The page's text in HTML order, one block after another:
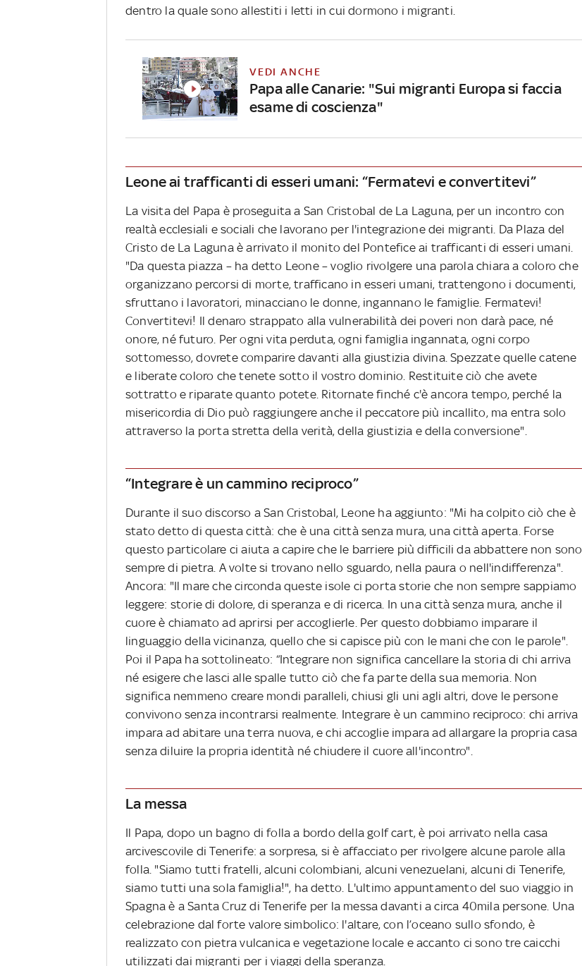
dentro la quale sono allestiti i letti in cui dormono i migranti.
VEDI ANCHE
Papa alle Canarie: "Sui migranti Europa si faccia
esame di coscienza"
Leone ai trafficanti di esseri umani: “Fermatevi e convertitevi”
La visita del Papa è proseguita a San Cristobal de La Laguna, per un incontro con
realtà ecclesiali e sociali che lavorano per l'integrazione dei migranti. Da Plaza del
Cristo de La Laguna è arrivato il monito del Pontefice ai trafficanti di esseri umani.
"Da questa piazza – ha detto Leone – voglio rivolgere una parola chiara a coloro che
organizzano percorsi di morte, trafficano in esseri umani, trattengono i documenti,
sfruttano i lavoratori, minacciano le donne, ingannano le famiglie. Fermatevi!
Convertitevi! Il denaro strappato alla vulnerabilità dei poveri non darà pace, né
onore, né futuro. Per ogni vita perduta, ogni famiglia ingannata, ogni corpo
sottomesso, dovrete comparire davanti alla giustizia divina. Spezzate quelle catene
e liberate coloro che tenete sotto il vostro dominio. Restituite ciò che avete
sottratto e riparate quanto potete. Ritornate finché c'è ancora tempo, perché la
misericordia di Dio può raggiungere anche il peccatore più incallito, ma entra solo
attraverso la porta stretta della verità, della giustizia e della conversione".
“Integrare è un cammino reciproco”
Durante il suo discorso a San Cristobal, Leone ha aggiunto: "Mi ha colpito ciò che è
stato detto di questa città: che è una città senza mura, una città aperta. Forse
questo particolare ci aiuta a capire che le barriere più difficili da abbattere non sono
sempre di pietra. A volte si trovano nello sguardo, nella paura o nell'indifferenza".
Ancora: "Il mare che circonda queste isole ci porta storie che non sempre sappiamo
leggere: storie di dolore, di speranza e di ricerca. In una città senza mura, anche il
cuore è chiamato ad aprirsi per accoglierle. Per questo dobbiamo imparare il
linguaggio della vicinanza, quello che si capisce più con le mani che con le parole".
Poi il Papa ha sottolineato: “Integrare non significa cancellare la storia di chi arriva
né esigere che lasci alle spalle tutto ciò che fa parte della sua memoria. Non
significa nemmeno creare mondi paralleli, chiusi gli uni agli altri, dove le persone
convivono senza incontrarsi realmente. Integrare è un cammino reciproco: chi arriva
impara ad abitare una terra nuova, e chi accoglie impara ad allargare la propria casa
senza diluire la propria identità né chiudere il cuore all'incontro".
La messa
Il Papa, dopo un bagno di folla a bordo della golf cart, è poi arrivato nella casa
arcivescovile di Tenerife: a sorpresa, si è affacciato per rivolgere alcune parole alla
folla. "Siamo tutti fratelli, alcuni colombiani, alcuni venezuelani, alcuni di Tenerife,
siamo tutti una sola famiglia!", ha detto. L'ultimo appuntamento del suo viaggio in
Spagna è a Santa Cruz di Tenerife per la messa davanti a circa 40mila persone. Una
celebrazione dal forte valore simbolico: l'altare, con l’oceano sullo sfondo, è
realizzato con pietra vulcanica e vegetazione locale e accanto ci sono tre caicchi
utilizzati dai migranti per i viaggi della speranza.